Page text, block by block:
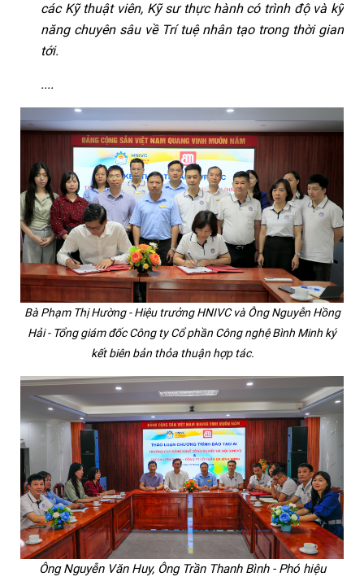
các Kỹ thuật viên, Kỹ sư thực hành có trình độ và kỹ
năng chuyên sâu về Trí tuệ nhân tạo trong thời gian
tới.
....
Bà Phạm Thị Hường - Hiệu trưởng HNIVC và Ông Nguyễn Hồng
Hải - Tổng giám đốc Công ty Cổ phần Công nghệ Bình Minh ký
kết biên bản thỏa thuận hợp tác.
Ông Nguyễn Văn Huy, Ông Trần Thanh Bình - Phó hiệu